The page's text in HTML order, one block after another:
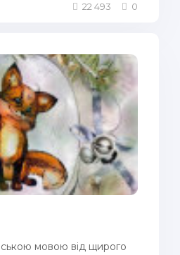
22 493 0
мовою від щирого